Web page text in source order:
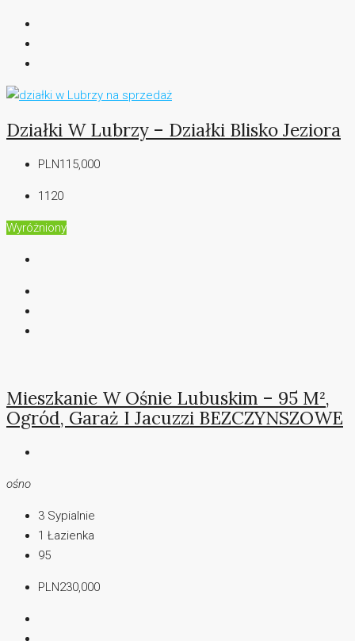
Działki W Lubrzy – Działki Blisko Jeziora
PLN115,000
1120
Wyróżniony
Mieszkanie W Ośnie Lubuskim – 95 M²,
Ogród, Garaż I Jacuzzi BEZCZYNSZOWE
ośno
3 Sypialnie
1 Łazienka
95
PLN230,000